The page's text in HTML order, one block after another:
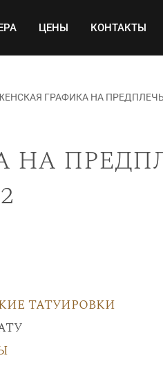
ЦЕНЫ КОНТАКТЫ
ГРАФИКА НА
на
татуировки